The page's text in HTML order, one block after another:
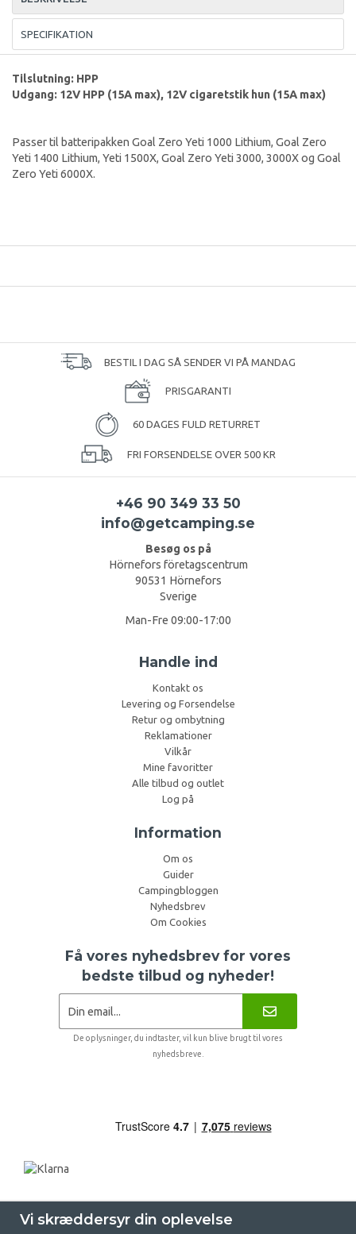
SPECIFIKATION
Tilslutning: HPP
Udgang: 12V HPP (15A max), 12V cigaretstik hun (15A max)
Passer til batteripakken Goal Zero Yeti 1000 Lithium, Goal Zero
Yeti 1400 Lithium, Yeti 1500X, Goal Zero Yeti 3000, 3000X og Goal
Zero Yeti 6000X.
BESTIL I DAG SÅ SENDER VI PÅ MANDAG
PRISGARANTI
60 DAGES FULD RETURRET
FRI FORSENDELSE OVER 500 KR
+46 90 349 33 50
info@getcamping.se
Besøg os på
Hörnefors företagscentrum
90531 Hörnefors
Sverige
Man-Fre 09:00-17:00
Handle ind
Kontakt os
Levering og Forsendelse
Retur og ombytning
Reklamationer
Vilkår
Mine favoritter
Alle tilbud og outlet
Log på
Information
Om os
Guider
Campingbloggen
Nyhedsbrev
Om Cookies
Få vores nyhedsbrev for vores
bedste tilbud og nyheder!
De oplysninger, du indtaster, vil kun blive brugt til vores
nyhedsbreve.
Vi skræddersyr din oplevelse